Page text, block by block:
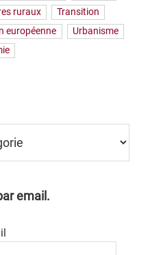
ruraux
Transition
européenne
Urbanisme
email.